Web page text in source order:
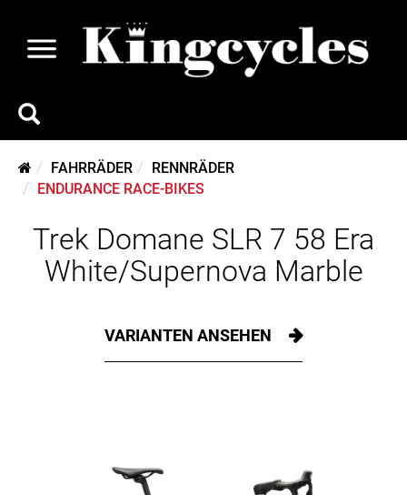
FAHRRÄDER
RENNRÄDER
ENDURANCE RACE-BIKES
Trek Domane SLR 7 58 Era
White/Supernova Marble
VARIANTEN ANSEHEN